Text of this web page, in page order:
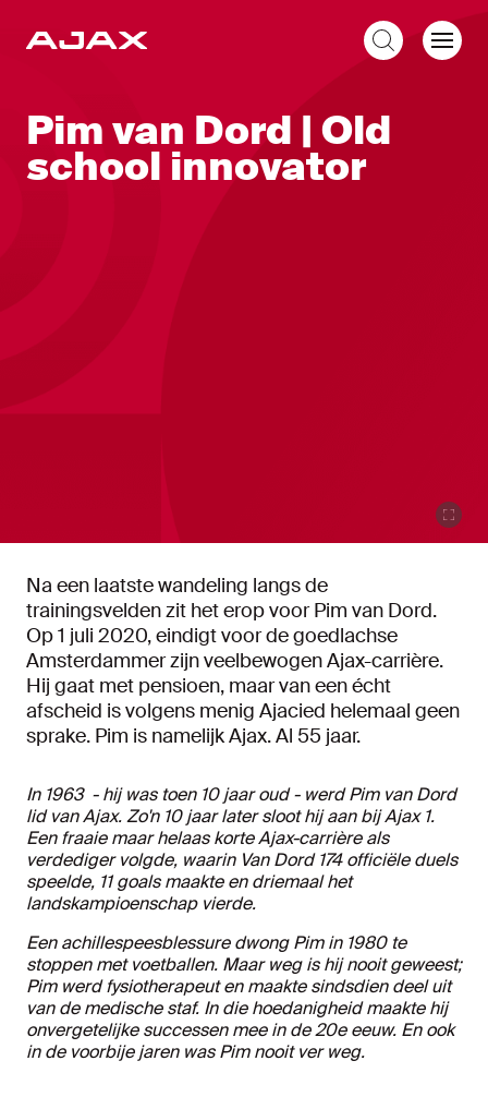
Pim van Dord | Old
school innovator
Na een laatste wandeling langs de
trainingsvelden zit het erop voor Pim van Dord.
Op 1 juli 2020, eindigt voor de goedlachse
Amsterdammer zijn veelbewogen Ajax-carrière.
Hij gaat met pensioen, maar van een écht
afscheid is volgens menig Ajacied helemaal geen
sprake. Pim is namelijk Ajax. Al 55 jaar.
In 1963 - hij was toen 10 jaar oud - werd Pim van Dord
lid van Ajax. Zo'n 10 jaar later sloot hij aan bij Ajax 1.
Een fraaie maar helaas korte Ajax-carrière als
verdediger volgde, waarin Van Dord 174 officiële duels
speelde, 11 goals maakte en driemaal het
landskampioenschap vierde.
Een achillespeesblessure dwong Pim in 1980 te
stoppen met voetballen. Maar weg is hij nooit geweest;
Pim werd fysiotherapeut en maakte sindsdien deel uit
van de medische staf. In die hoedanigheid maakte hij
onvergetelijke successen mee in de 20e eeuw. En ook
in de voorbije jaren was Pim nooit ver weg.